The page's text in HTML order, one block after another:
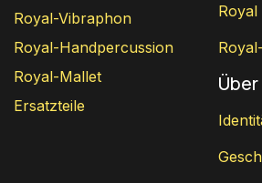
Royal-Vibraphon
Royal-Handpercussion
Royal-Mallet
Ersatzteile